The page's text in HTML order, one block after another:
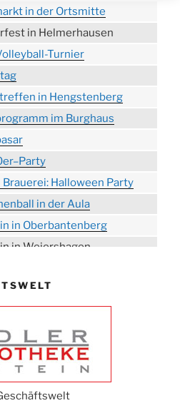
in der Ortsmitte
in Helmerhausen
Turnier
in Hengstenberg
im Burghaus
Brauerei: Halloween Party
in der Aula
in Oberbantenberg
in Weiershagen
Burghaus
der Tollitäten
Bielsteiner Männerchor
am Ehrenmal
an der Oberbantenberger